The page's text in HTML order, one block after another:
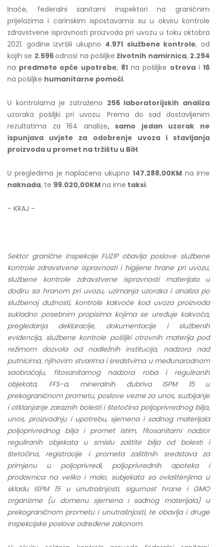
Breaking Down
Stereotypes: The
Real Faces of
Swinger Dating
When it comes to dating, society often imposes a set of
expectations and norms that can feel suffocating and
limiting. But what if there was a community that defied
our preconceived notions of relationships and sexuality?
Enter the world of swinger dating, where couples and
engage in sexual activities with others outside of their
faces behind this unconventional lifestyle.
Prepare to have your assumptions challenged as we
explore the motivations, experiences, and benefits of
swinger dating. We will debunk common myths, such as
the idea that swingers are promiscuous or that their
relationships lack depth and commitment. Instead, we will
uncover the truth behind the swinger community,
highlighting the importance of communication, consent,
and trust in these unconventional relationships. So,
whether you’re curious about swinger dating or simply
interested in understanding a lifestyle that challenges
societal norms, join us as we uncover the real faces of
swinger dating and explore the fascinating world that lies
beyond the stereotypes.
Dispelling
Misconceptions:
Understanding the
Swinger Lifestyle
Inače, federalni sanitarni inspektori na graničnim
prijelazima i carinskim ispostavama su u okviru kontrole
zdravstvene ispravnosti proizvoda pri uvozu u toku oktobra
2021. godine izvršili ukupno 4.971 službene kontrole, od
kojih se 2.596odnosi na pošiljkeživotnih namirnica, 2.294
na predmete opće upotrebe, 81na pošiljke otrovai16
na pošiljke humanitarne pomoći.
U kontrolama je zatraženo 256 laboratorijskih analiza
uzoraka pošiljki pri uvozu. Prema do sad dostavljenim
rezultatima za 164 analize, samo jedan uzorak ne
ispunjava uvjete za odobrenje uvoza i stavljanja
proizvoda u promet na tržištu u BiH.
U pregledima je naplaćeno ukupno147.288,00KM na ime
naknada, te 99.020,00KM na ime taksi.
– KRAJ –
Sektor granične inspekcije FUZIP obavlja poslove službene
kontrole zdravstvene ispravnosti i higijene hrane pri uvozu,
službene kontrole zdravstvene ispravnosti materijala u
dodiru sa hranom pri uvozu, uzimanja uzoraka i analiza po
službenoj dužnosti, kontrole kakvoće kod uvoza proizvoda
sukladno posebnim propisima kojima se uređuje kakvoća,
pregledanja deklaracije, dokumentacije i službenih
evidencija, službene kontrole pošiljki otrovnih materija pod
režimom dozvola od nadležnih institucija, nadzora nad
putnicima, njihovim stvarima i sredstvima u međunarodnom
saobraćaju, fitosanitarnog nadzora roba i reguliranih
objekata, FFS-a, mineralnih đubriva ISPM 15 u
prekograničnom prometu, poslove vezne za unos, suzbijanje
i otklanjanje zaraznih bolesti i štetočina poljoprivrednog bilja,
unos, proizvodnju i upotrebu, sjemena i sadnog materijala
poljoprivrednog bilja i promet istim, fitosanitarni nadzor
reguliranih objekata u smislu zaštite bilja od bolesti i
štetočina, registracije i prometa zaštitnih sredstava za
primjenu u poljoprivredi, poljoprivrednih apoteka i
prodavnica na veliko i malo, subjekata sa ovlaštenjima u
skladu ISPM 15 u unutrašnjosti, sigurnost hrane i GMO
organizme (u domenu sjemena i sadnog materijala) u
prekograničnom prometu i unutrašnjosti, te obavlja i druge
inspekcijske poslove određene zakonom.